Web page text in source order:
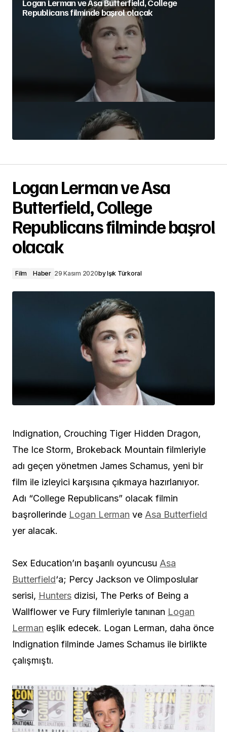
Logan Lerman ve Asa Butterfield, College
Republicans filminde başrol olacak
Logan Lerman ve Asa
Butterfield, College
Republicans filminde başrol
olacak
Film Haber 29 Kasım 2020byIşık Türkoral
Indignation, Crouching Tiger Hidden Dragon,
The Ice Storm, Brokeback Mountain filmleriyle
adı geçen yönetmen James Schamus, yeni bir
film ile izleyici karşısına çıkmaya hazırlanıyor.
Adı “College Republicans” olacak filmin
başrollerinde Logan Lerman ve Asa Butterfield
yer alacak.
Sex Education’ın başarılı oyuncusu Asa
Butterfield‘a; Percy Jackson ve Olimposlular
serisi, Hunters dizisi, The Perks of Being a
Wallflower ve Fury filmleriyle tanınan Logan
Lerman eşlik edecek. Logan Lerman, daha önce
Indignation filminde James Schamus ile birlikte
çalışmıştı.